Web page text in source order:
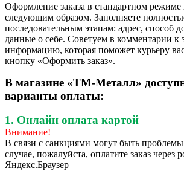
Оформление заказа в стандартном режиме
следующим образом. Заполняете
последовательным этапам: адрес, способ
данные о себе. Советуем в комментарии к
информацию, которая поможет курьеру
кнопку «Оформить заказ».
В магазине «ТМ-Металл»
варианты оплаты:
1. Онлайн оплата картой
Внимание!
В связи с санкциями могут быть
случае, пожалуйста, оплатите заказ через
Яндекс.Браузер